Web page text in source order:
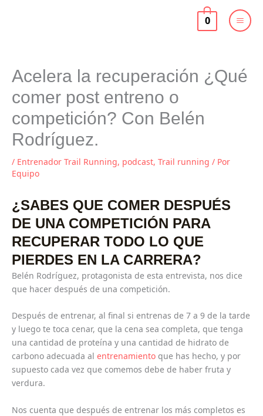
0
Acelera la recuperación ¿Qué
comer post entreno o
competición? Con Belén
Rodríguez.
/ Entrenador Trail Running, podcast, Trail running / Por
Equipo
¿SABES QUE COMER DESPUÉS
DE UNA COMPETICIÓN PARA
RECUPERAR TODO LO QUE
PIERDES EN LA CARRERA?
Belén Rodríguez, protagonista de esta entrevista, nos dice
que hacer después de una competición.
Después de entrenar, al final si entrenas de 7 a 9 de la tarde
y luego te toca cenar, que la cena sea completa, que tenga
una cantidad de proteína y una cantidad de hidrato de
carbono adecuada al entrenamiento que has hecho, y por
supuesto cada vez que comemos debe de haber fruta y
verdura.
Nos cuenta que después de entrenar los más completos es